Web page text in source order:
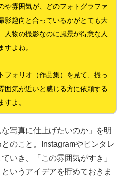
や雰囲気が、どのフォトグラファ
影趣向と合っているかがとても大
人物の撮影なのに風景が得意な人
すよね。
フォリオ（作品集）を見て、撮っ
囲気が近いと感じる方に依頼する
すよ。
写真に仕上げたいのか」を明
のこと。Instagramやピンタレ
いき、「この雰囲気がすき」
いうアイデアを貯めておきま